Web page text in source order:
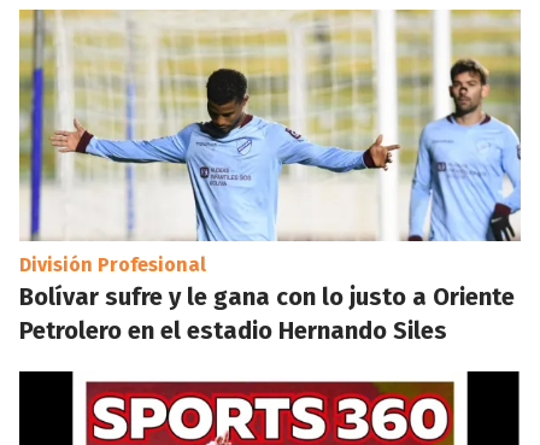
División Profesional
Bolívar sufre y le gana con lo justo a Oriente
Petrolero en el estadio Hernando Siles